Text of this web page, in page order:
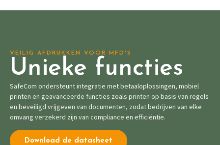
VEILIG AFDRUKKEN VOOR MFD'S
Unieke functies
SafeCom ondersteunt integratie met betaaloplossingen, mobiel
printen en geavanceerde functies zoals printen op basis van regels
en beveiligd vrijgeven van documenten, zodat bedrijven van elke
omvang verzekerd zijn van compliance en efficiëntie.
Download de datasheet